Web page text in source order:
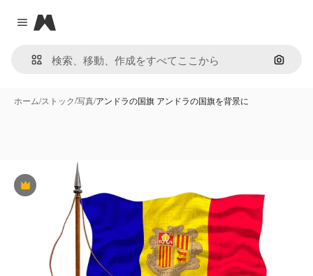
Close menu
Magnific
画像で
ホーム/ストック/写真/アンドラの国旗 アンドラの国旗を背景に
Premium